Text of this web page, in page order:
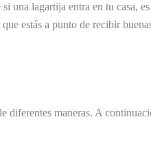
una lagartija entra en tu casa,
estás a punto de recibir
diferentes maneras. A